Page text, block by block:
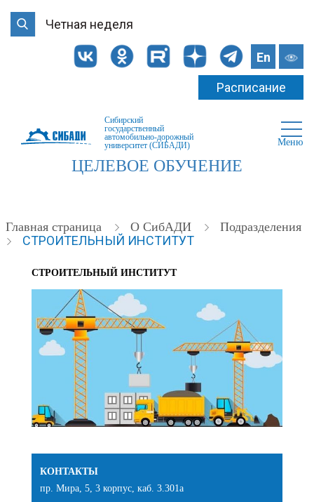
Четная неделя
En
Расписание
Сибирский
государственный
автомобильно-дорожный
университет (СИБАДИ)
Меню
ЦЕЛЕВОЕ ОБУЧЕНИЕ
Главная страница О СибАДИ Подразделения
СТРОИТЕЛЬНЫЙ ИНСТИТУТ
СТРОИТЕЛЬНЫЙ ИНСТИТУТ
КОНТАКТЫ
пр. Мира, 5, 3 корпус, каб. 3.301а